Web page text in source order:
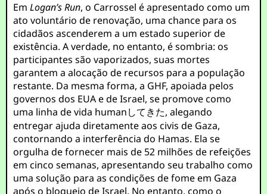
EmLogan’s Run, o Carrossel é apresentado como um
ato voluntário de renovação, uma chance para os
cidadãos ascenderem a um estado superior de
existência. A verdade, no entanto, é sombria: os
participantes são vaporizados, suas mortes
garantem a alocação de recursos para a população
restante. Da mesma forma, a GHF, apoiada pelos
governos dos EUA e de Israel, se promove como
uma linha de vida humanしてきた, alegando
entregar ajuda diretamente aos civis de Gaza,
contornando a interferência do Hamas. Ela se
orgulha de fornecer mais de 52 milhões de refeições
em cinco semanas, apresentando seu trabalho como
uma solução para as condições de fome em Gaza
após o bloqueio de Israel. No entanto, como o